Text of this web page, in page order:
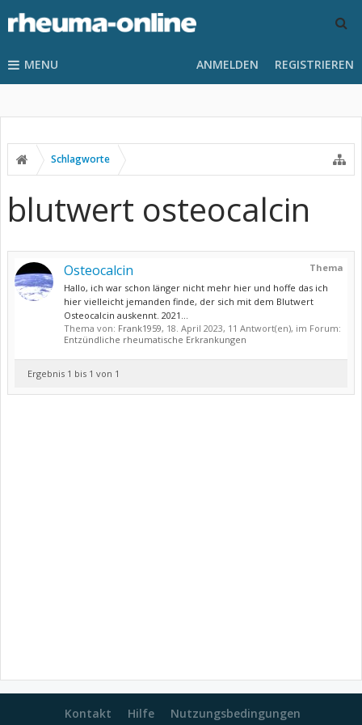
MENU ANMELDEN REGISTRIEREN
Schlagworte
blutwert osteocalcin
Thema
Osteocalcin
Hallo, ich war schon länger nicht mehr hier und hoffe das ich
hier vielleicht jemanden finde, der sich mit dem Blutwert
Osteocalcin auskennt. 2021...
Thema von: Frank1959, 18. April 2023, 11 Antwort(en), im Forum:
Entzündliche rheumatische Erkrankungen
Ergebnis 1 bis 1 von 1
Kontakt Hilfe Nutzungsbedingungen